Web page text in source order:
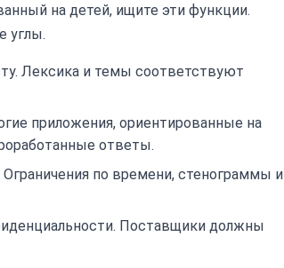
на детей, ищите эти функции.
углы.
Лексика и темы соответствуют
приложения, ориентированные на
ответы.
Ограничения по времени, стенограммы и
Поставщики должны